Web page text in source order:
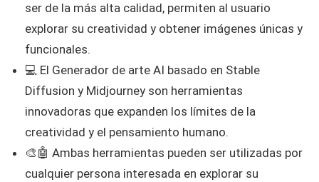
ser de la más alta calidad, permiten al usuario
explorar su creatividad y obtener imágenes únicas y
funcionales.
💻 El Generador de arte AI basado en Stable
Diffusion y Midjourney son herramientas
innovadoras que expanden los límites de la
creatividad y el pensamiento humano.
🎨🤖 Ambas herramientas pueden ser utilizadas por
cualquier persona interesada en explorar su